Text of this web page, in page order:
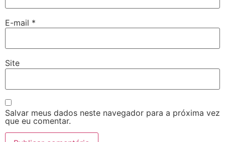
E-mail *
Site
Salvar meus dados neste navegador para a próxima vez
que eu comentar.